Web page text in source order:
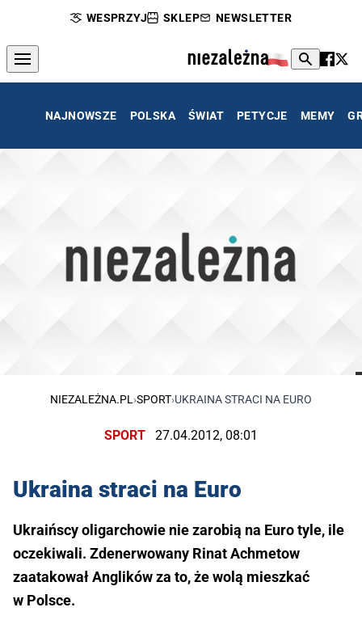
WESPRZYJ SKLEP NEWSLETTER
NAJNOWSZE POLSKA ŚWIAT PETYCJE MEMY
NIEZALEŻNA.PL ›SPORT›UKRAINA STRACI NA EURO
SPORT 27.04.2012, 08:01
Ukraina straci na Euro
Ukraińscy oligarchowie nie zarobią na Euro tyle, ile
oczekiwali. Zdenerwowany Rinat Achmetow
zaatakował Anglików za to, że wolą mieszkać
w Polsce.